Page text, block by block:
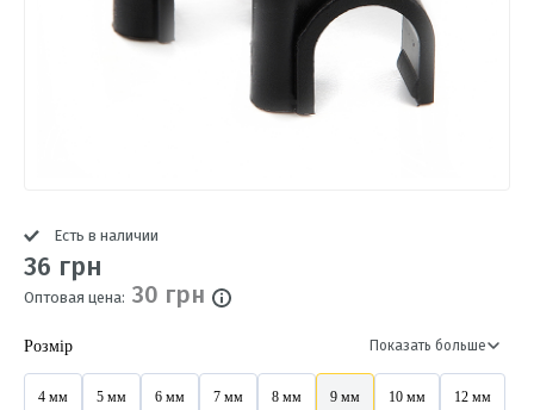
Есть в наличии
36 грн
Оптовая цена: 30 грн
Розмір Показать больше
4 мм 5 мм 6 мм 7 мм 8 мм 9 мм 10 мм 12 мм